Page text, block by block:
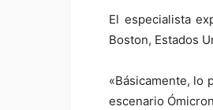
El especialista
Boston, Estados
«Básicamente, lo
escenario